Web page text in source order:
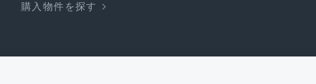
購入物件を探す